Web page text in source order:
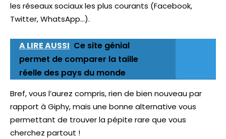
les réseaux sociaux les plus courants (Facebook,
Twitter, WhatsApp…).
A LIRE AUSSI Ce site génial
permet de comparer la taille
réelle des pays du monde
Bref, vous l’aurez compris, rien de bien nouveau par
rapport à Giphy, mais une bonne alternative vous
permettant de trouver la pépite rare que vous
cherchez partout !